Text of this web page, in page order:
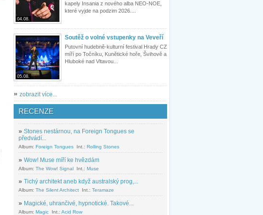
04.08.
kapely Insania z nového alba NEO-NOE,
které vyjde na podzim 2026....
05.08.
Soutěž o volné vstupenky na Veveří
Putovní hudebně-kulturní festival Hrady CZ
míří po Točníku, Kunětické hoře, Švihově a
Hluboké nad Vltavou...
» zobrazit více...
RECENZE
» Stones nestárnou, na Foreign Tongues se
předvádí...
Album: Foreign Tongues Int.: Rolling Stones
» Wow! Muse míří ke hvězdám
Album: The Wow! Signal Int.: Muse
» Tichý architekt aneb když australský prog,...
Album: The Silent Architect Int.: Teramaze
» Magické, uhrančivé, hypnotické. Takové...
Album: Magic Int.: Acid Row